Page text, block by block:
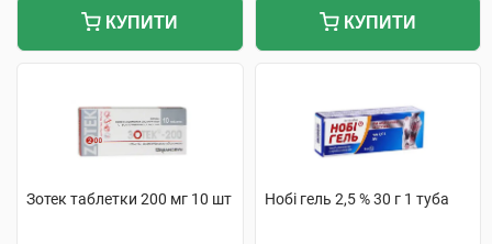
КУПИТИ КУПИТИ
Зотек таблетки 200 мг 10 шт Нобі гель 2,5 % 30 г 1 туба